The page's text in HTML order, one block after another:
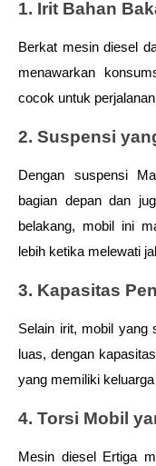
1. Irit Bahan
Berkat mesin diesel
menawarkan
cocok untuk
2. Suspensi
Dengan suspensi
bagian depan dan
belakang, mobil ini
lebih ketika melewati
3. Kapasitas
Selain irit, mobil yang
luas, dengan
yang memiliki keluarga
4. Torsi Mobil
Mesin diesel Ertiga